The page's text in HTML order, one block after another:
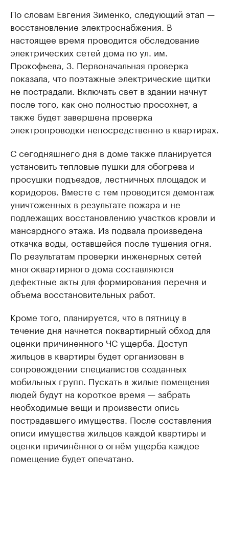
По словам Евгения Зименко, следующий этап —
восстановление электроснабжения. В
настоящее время проводится обследование
электрических сетей дома по ул. им.
Прокофьева, 3. Первоначальная проверка
показала, что поэтажные электрические щитки
не пострадали. Включать свет в здании начнут
после того, как оно полностью просохнет, а
также будет завершена проверка
электропроводки непосредственно в квартирах.
С сегодняшнего дня в доме также планируется
установить тепловые пушки для обогрева и
просушки подъездов, лестничных площадок и
коридоров. Вместе с тем проводится демонтаж
уничтоженных в результате пожара и не
подлежащих восстановлению участков кровли и
мансардного этажа. Из подвала произведена
откачка воды, оставшейся после тушения огня.
По результатам проверки инженерных сетей
многоквартирного дома составляются
дефектные акты для формирования перечня и
объема восстановительных работ.
Кроме того, планируется, что в пятницу в
течение дня начнется поквартирный обход для
оценки причиненного ЧС ущерба. Доступ
жильцов в квартиры будет организован в
сопровождении специалистов созданных
мобильных групп. Пускать в жилые помещения
людей будут на короткое время — забрать
необходимые вещи и произвести опись
пострадавшего имущества. После составления
описи имущества жильцов каждой квартиры и
оценки причинённого огнём ущерба каждое
помещение будет опечатано.